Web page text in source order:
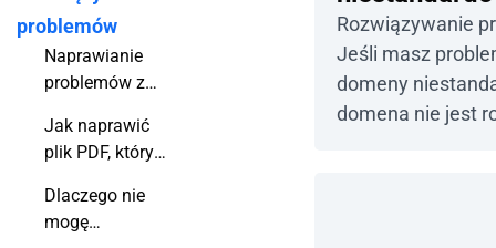
problemów
Naprawianie
problemów z
niestandardową
Jak naprawić
plik PDF, który
Dlaczego nie
mogę
Rozwiązywanie
Jeśli masz
domeny
domena nie jest